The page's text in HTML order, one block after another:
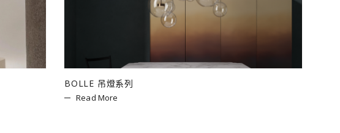
BOLLE 吊燈系列
Read More